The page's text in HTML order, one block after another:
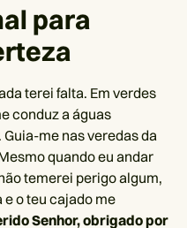
para
terei falta. Em verdes
conduz a águas
me nas veredas da
quando eu andar
temerei perigo algum,
e o teu cajado me
Senhor, obrigado por